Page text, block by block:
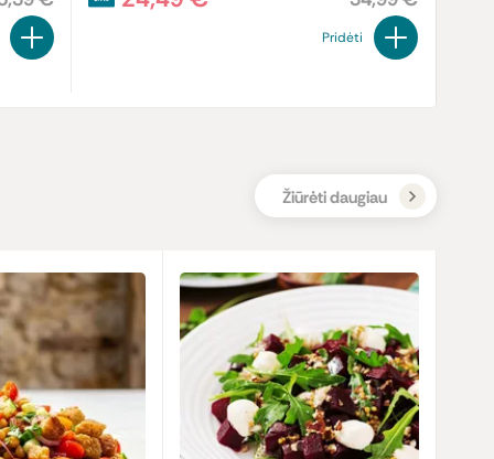
Pridėti
Žiūrėti daugiau